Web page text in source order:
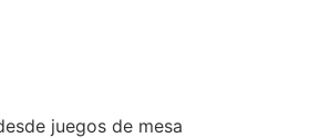
juegos de mesa